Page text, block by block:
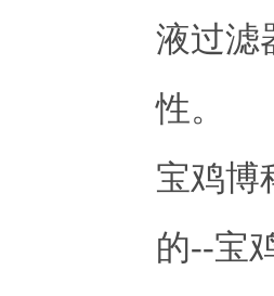
液过滤
性。
宝鸡博
的--宝